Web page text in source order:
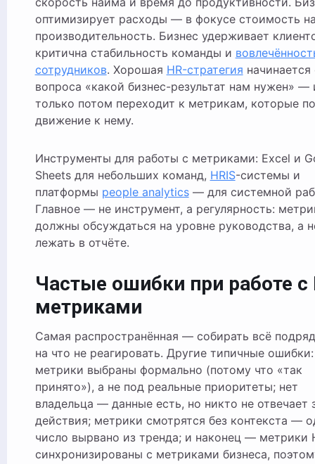
оптимизирует расходы — в фокусе стоимость
производительность. Бизнес удерживает
критична стабильность команды и
сотрудников. Хорошая HR-стратегия начинается
вопроса «какой бизнес-результат нам нужен» —
только потом переходит к метрикам, которые
движение к нему.
Инструменты для работы с метриками: Excel и
Sheets для небольших команд, HRIS-системы и
платформы people analytics— для системной
Главное — не инструмент, а регулярность:
должны обсуждаться на уровне руководства, а
лежать в отчёте.
Частые ошибки при работе с
метриками
Самая распространённая — собирать всё
на что не реагировать. Другие типичные ошибки:
метрики выбраны формально (потому что «так
принято»), а не под реальные приоритеты; нет
владельца — данные есть, но никто не отвечает
действия; метрики смотрятся без контекста —
число вырвано из тренда; и наконец — метрики
синхронизированы с метриками бизнеса,